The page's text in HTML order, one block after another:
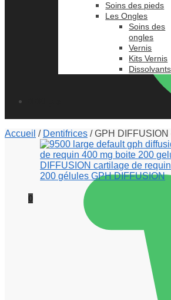
0
Soins des pieds
Les Ongles
Soins des
ongles
Vernis
Kits Vernis
Dissolvants
Accueil / Dentifrices /GPH